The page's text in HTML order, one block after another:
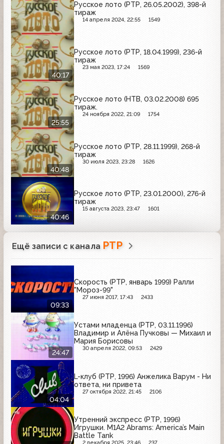
Русское лото (РТР, 26.05.2002), 398-й
тираж
14 апреля 2024, 22:55 1549
40:17
Русское лото (РТР, 18.04.1999), 236-й
тираж
23 мая 2023, 17:24 1569
25:55
Русское лото (НТВ, 03.02.2008) 695
тираж.
24 ноября 2022, 21:09 1754
40:48
Русское лото (РТР, 28.11.1999), 268-й
тираж
30 июля 2023, 23:28 1626
40:46
Русское лото (РТР, 23.01.2000), 276-й
тираж
15 августа 2023, 23:47 1601
Ещё записи с канала РТР
09:33
Скорость (РТР, январь 1999) Ралли
"Мороз-99"
27 июня 2017, 17:43 2433
24:47
Устами младенца (РТР, 03.11.1996)
Владимир и Алёна Пучковы — Михаил и
Мария Борисовы
30 апреля 2022, 09:53 2429
04:04
L-клуб (РТР, 1996) Анжелика Варум - Ни
ответа, ни привета
27 октября 2022, 21:45 2106
Утренний экспресс (РТР, 1996)
Игрушки. M1A2 Abrams: America’s Main
Battle Tank